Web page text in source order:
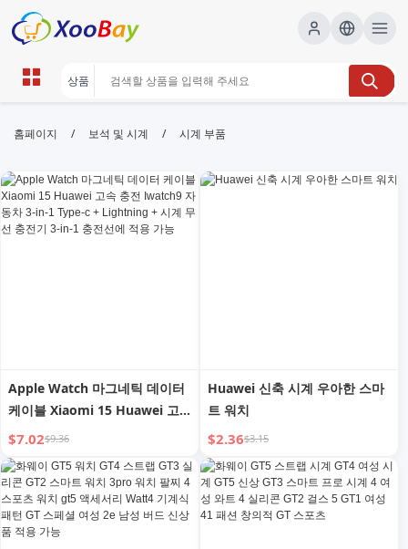
시계 부품 | XOOBAY B2B/B2C
시계 부품, 시계 무브먼트, 시계 케이스, 시계 수리 부품,
wholesale 시계 부품, XOOBAY
시계 부품 전문 쇼핑몰에서 무브먼트, 케이스, 글래스, 배터리 등 다양한
홈페이지 / 보석 및 시계 / 시계 부품
Apple Watch 마그네틱 데이터
케이블 Xiaomi 15 Huawei 고
속 충전 Iwatch9 자동차 3-in-1
Type-c + Lightning + 시계 무
선 충전기 3-in-1 충전선에 적용
가능
$7.02$9.36
Huawei 신축 시계 우아한 스마
트 워치
$2.36$3.15